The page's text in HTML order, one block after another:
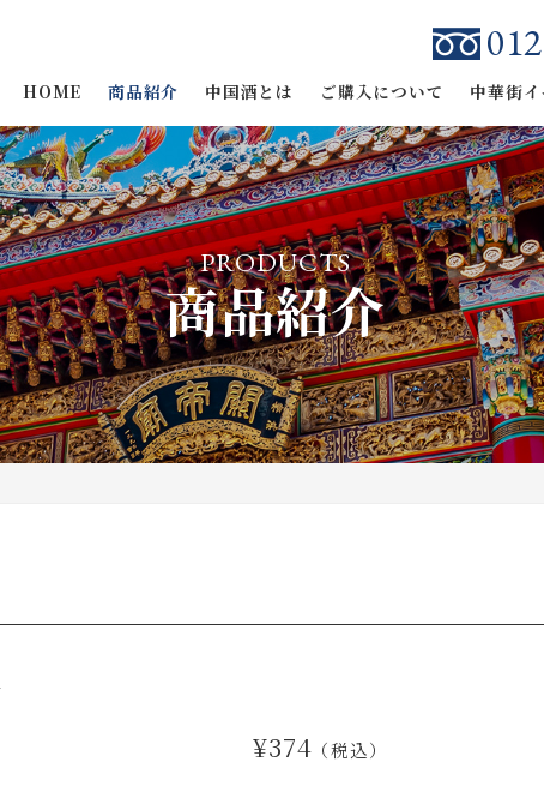
HOME 商品紹介 中国酒とは ご購入について 中華街
PRODUCTS
商品紹介
¥374 （税込）